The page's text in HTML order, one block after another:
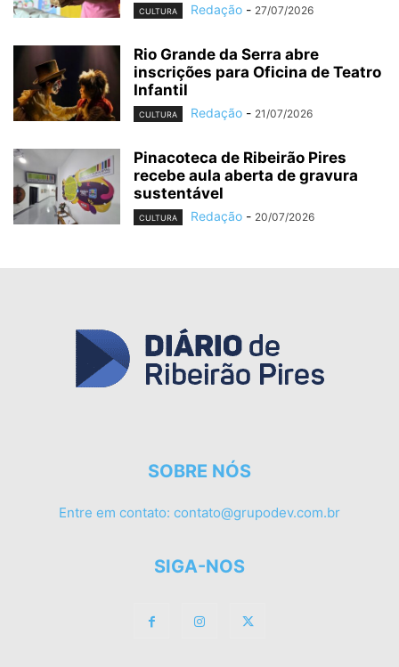
CULTURA Redação - 27/07/2026
Rio Grande da Serra abre
inscrições para Oficina de Teatro
Infantil
CULTURA Redação - 21/07/2026
Pinacoteca de Ribeirão Pires
recebe aula aberta de gravura
sustentável
CULTURA Redação - 20/07/2026
SOBRE NÓS
Entre em contato: contato@grupodev.com.br
SIGA-NOS